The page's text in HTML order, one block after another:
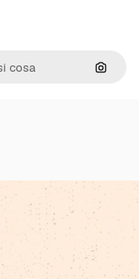
Cerca